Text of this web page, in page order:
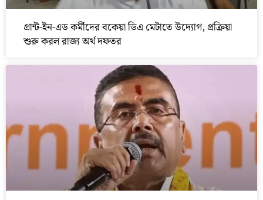
গ্রান্ট-ইন-এড কর্মীদের বকেয়া ডিএ মেটাতে উদ্যোগ, প্রক্রিয়া
শুরু করল রাজ্য অর্থ দফতর